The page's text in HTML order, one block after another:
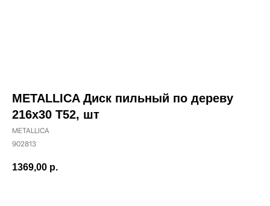
METALLICA Диск пильный по дереву
216х30 Т52, шт
METALLICA
902813
1369,00 р.